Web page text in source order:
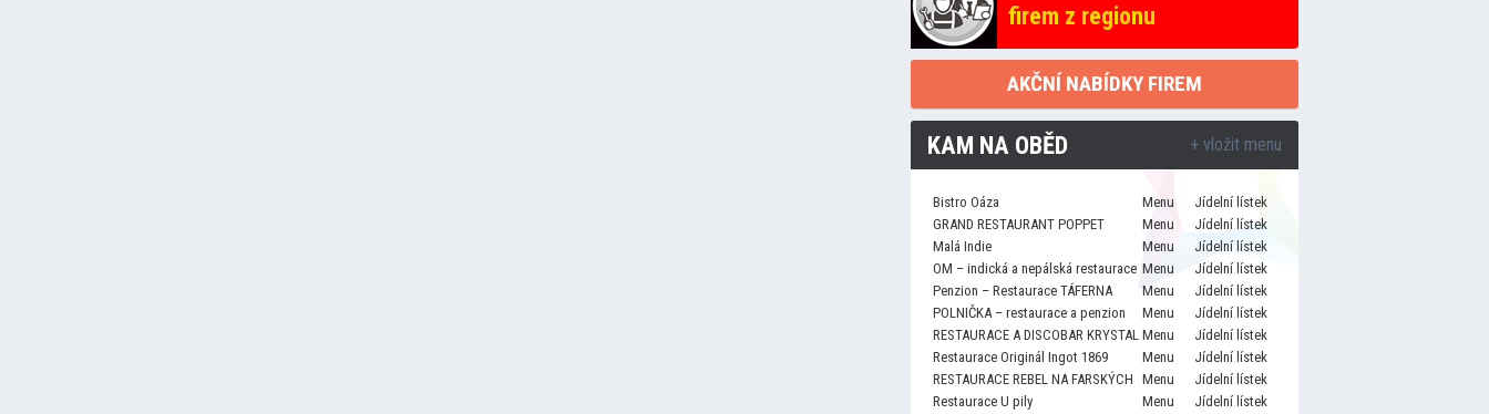
firem z regionu
AKČNÍ NABÍDKY FIREM
KAM NA OBĚD + vložit menu
Bistro Oáza Menu
Jídelní lístek
GRAND RESTAURANT POPPET
Menu
Jídelní lístek
Malá Indie
Menu
Jídelní lístek
OM – indická a nepálská restaurace Menu
Jídelní lístek
Penzion – Restaurace TÁFERNA
Menu
Jídelní lístek
POLNIČKA – restaurace a penzion
Menu
Jídelní lístek
RESTAURACE A DISCOBAR KRYSTAL Menu
Jídelní lístek
Restaurace Originál Ingot 1869
Menu
Jídelní lístek
RESTAURACE REBEL NA FARSKÝCH Menu
Jídelní lístek
Restaurace U pily
Menu
Jídelní lístek